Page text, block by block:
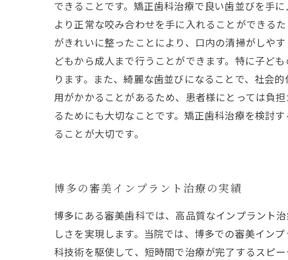
できることです。矯正歯科治療で良い歯並びを手
より正常な咬み合わせを手に入れることができる
がきれいに整ったことにより、口内の清掃がしや
どもから成人まで行うことができます。特に子ど
ります。また、綺麗な歯並びになることで、社会
用がかかることがあるため、患者様にとっては負
るためにも大切なことです。矯正歯科治療を検討
ることが大切です。
博多の審美インプラント治療の実績
博多にある審美歯科では、高品質なインプラント
しさを実現します。当院では、博多での審美イン
科技術を駆使して、短時間で治療が完了するスピ